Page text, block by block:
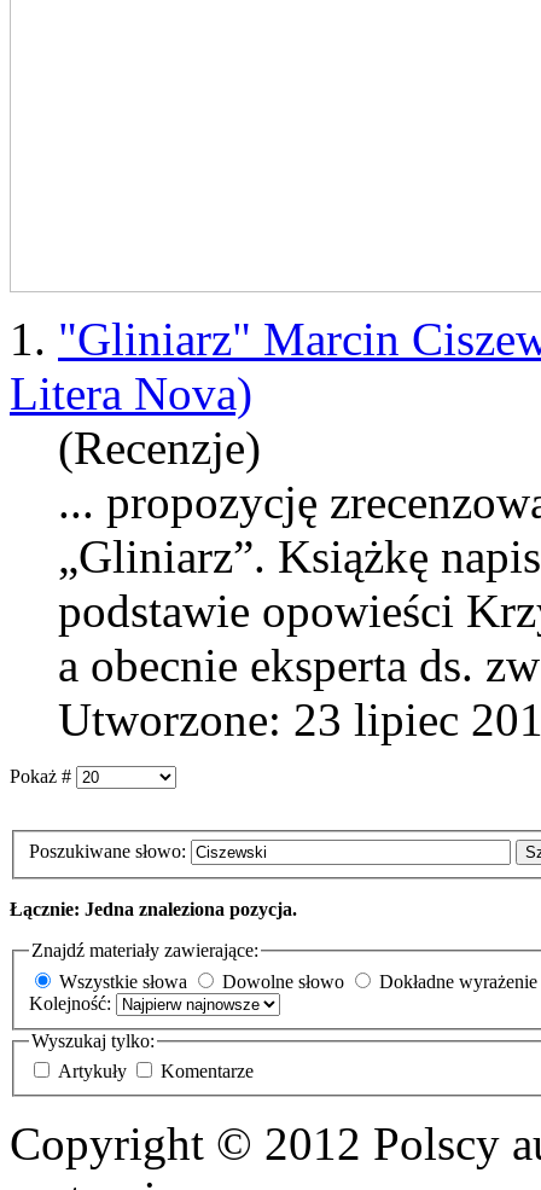
1. "Gliniarz" Marcin
Litera Nova)
(Recenzje)
... propozycję
„Gliniarz”. Książkę
podstawie opowieści
a obecnie eksperta ds.
Utworzone: 23 lipiec
Pokaż #
Poszukiwane słowo:
Łącznie: Jedna znaleziona pozycja.
Znajdź materiały zawierające:
Wszystkie słowa
Dowolne słowo
Dokładne wyrażenie
Kolejność:
Wyszukaj tylko:
Artykuły
Komentarze
Copyright © 2012 Polscy